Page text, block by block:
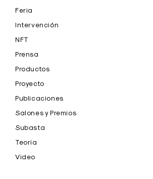
Feria
Intervención
NFT
Prensa
Productos
Proyecto
Publicaciones
Salones y Premios
Subasta
Teoria
Video